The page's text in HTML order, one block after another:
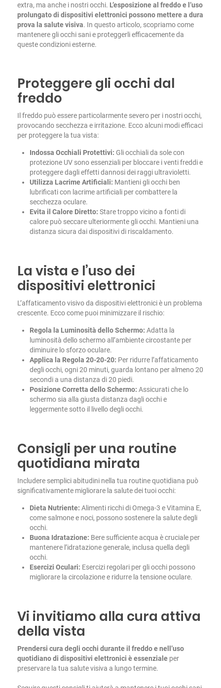
extra, ma anche i nostri occhi. L’esposizione al freddo e l’uso
prolungato di dispositivi elettronici possono mettere a dura
prova la salute visiva. In questo articolo, scopriamo come
mantenere gli occhi sani e proteggerli efficacemente da
queste condizioni esterne.
Proteggere gli occhi dal
freddo
Il freddo può essere particolarmente severo per i nostri occhi,
provocando secchezza e irritazione. Ecco alcuni modi efficaci
per proteggere la tua vista:
Indossa Occhiali Protettivi: Gli occhiali da sole con
protezione UV sono essenziali per bloccare i venti freddi e
proteggere dagli effetti dannosi dei raggi ultravioletti.
Utilizza Lacrime Artificiali: Mantieni gli occhi ben
lubrificati con lacrime artificiali per combattere la
secchezza oculare.
Evita il Calore Diretto: Stare troppo vicino a fonti di
calore può seccare ulteriormente gli occhi. Mantieni una
distanza sicura dai dispositivi di riscaldamento.
La vista e l’uso dei
dispositivi elettronici
L’affaticamento visivo da dispositivi elettronici è un problema
crescente. Ecco come puoi minimizzare il rischio:
Regola la Luminosità dello Schermo: Adatta la
luminosità dello schermo all’ambiente circostante per
diminuire lo sforzo oculare.
Applica la Regola 20-20-20: Per ridurre l’affaticamento
degli occhi, ogni 20 minuti, guarda lontano per almeno 20
secondi a una distanza di 20 piedi.
Posizione Corretta dello Schermo: Assicurati che lo
schermo sia alla giusta distanza dagli occhi e
leggermente sotto il livello degli occhi.
Consigli per una routine
quotidiana mirata
Includere semplici abitudini nella tua routine quotidiana può
significativamente migliorare la salute dei tuoi occhi:
Dieta Nutriente: Alimenti ricchi di Omega-3 e Vitamina E,
come salmone e noci, possono sostenere la salute degli
occhi.
Buona Idratazione: Bere sufficiente acqua è cruciale per
mantenere l’idratazione generale, inclusa quella degli
occhi.
Esercizi Oculari: Esercizi regolari per gli occhi possono
migliorare la circolazione e ridurre la tensione oculare.
Vi invitiamo alla cura attiva
della vista
Prendersi cura degli occhi durante il freddo e nell’uso
quotidiano di dispositivi elettronici è essenziale per
preservare la tua salute visiva a lungo termine.